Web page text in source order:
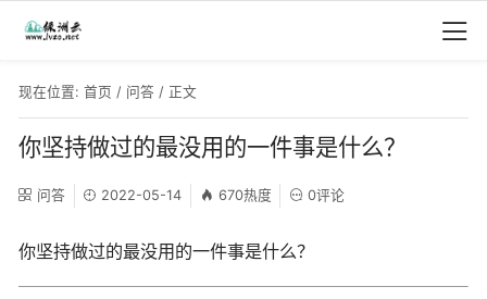
现在位置: 首页 / 问答 / 正文
你坚持做过的最没用的一件事是什么？
问答 2022-05-14 670热度 0评论
你坚持做过的最没用的一件事是什么？